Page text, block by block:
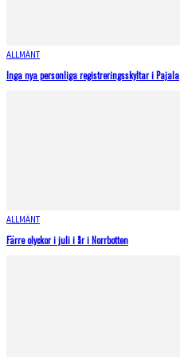
ALLMÄNT
Inga nya personliga registreringsskyltar i Pajala
ALLMÄNT
Färre olyckor i juli i år i Norrbotten